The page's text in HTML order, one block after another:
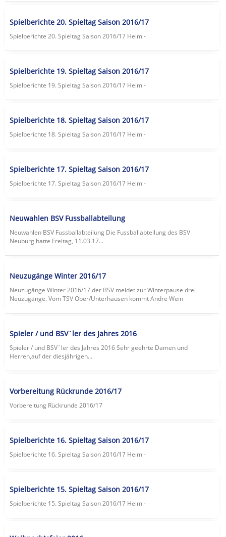
Spielberichte 20. Spieltag Saison 2016/17
Spielberichte 20. Spieltag Saison 2016/17 Heim -
Spielberichte 19. Spieltag Saison 2016/17
Spielberichte 19. Spieltag Saison 2016/17 Heim -
Spielberichte 18. Spieltag Saison 2016/17
Spielberichte 18. Spieltag Saison 2016/17 Heim -
Spielberichte 17. Spieltag Saison 2016/17
Spielberichte 17. Spieltag Saison 2016/17 Heim -
Neuwahlen BSV Fussballabteilung
Neuwahlen BSV Fussballabteilung Die Fussballabteilung des BSV
Neuburg hatte Freitag, 11.03.17...
Neuzugänge Winter 2016/17
Neuzugänge Winter 2016/17 der BSV meldet zur Winterpause drei
Neuzugänge. Vom TSV Ober/Unterhausen kommt Andre Wein
Spieler / und BSV`ler des Jahres 2016
Spieler / und BSV`ler des Jahres 2016 Sehr geehrte Damen und
Herren,auf der diesjährigen...
Vorbereitung Rückrunde 2016/17
Vorbereitung Rückrunde 2016/17
Spielberichte 16. Spieltag Saison 2016/17
Spielberichte 16. Spieltag Saison 2016/17 Heim -
Spielberichte 15. Spieltag Saison 2016/17
Spielberichte 15. Spieltag Saison 2016/17 Heim -